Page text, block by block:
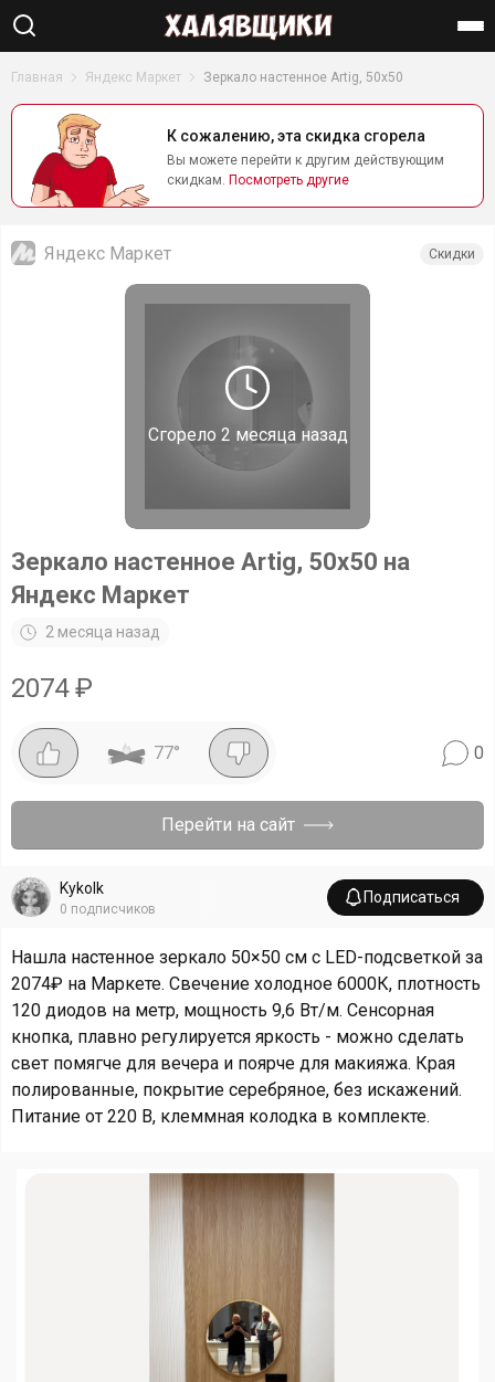
Главная Яндекс Маркет Зеркало настенное Artig, 50х50
К сожалению, эта скидка сгорела
Вы можете перейти к другим действующим
скидкам. Посмотреть другие
Сгорело 2 месяца назад
Яндекс Маркет Скидки
Зеркало настенное Artig, 50х50 на
Яндекс Маркет
2 месяца назад
2074₽
77° 0
Перейти на сайт
Kykolk
0 подписчиков
Подписаться
Нашла настенное зеркало 50×50 см с LED-подсветкой за
2074₽ на Маркете. Свечение холодное 6000К, плотность
120 диодов на метр, мощность 9,6 Вт/м. Сенсорная
кнопка, плавно регулируется яркость - можно сделать
свет помягче для вечера и поярче для макияжа. Края
полированные, покрытие серебряное, без искажений.
Питание от 220 В, клеммная колодка в комплекте.